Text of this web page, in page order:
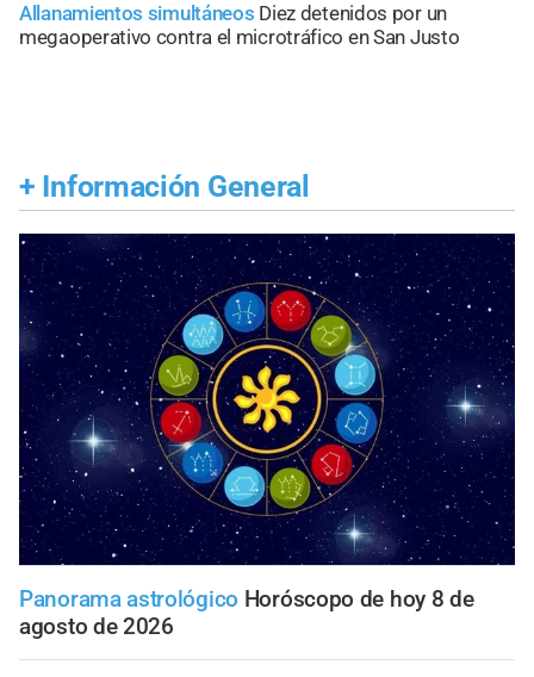
Allanamientos simultáneos Diez detenidos por un
megaoperativo contra el microtráfico en San Justo
+ Información General
Panorama astrológico Horóscopo de hoy 8 de
agosto de 2026